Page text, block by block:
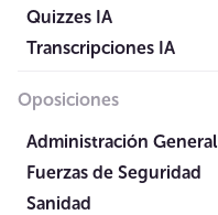
Quizzes IA
Transcripciones IA
Oposiciones
Administración General
Fuerzas de Seguridad
Sanidad